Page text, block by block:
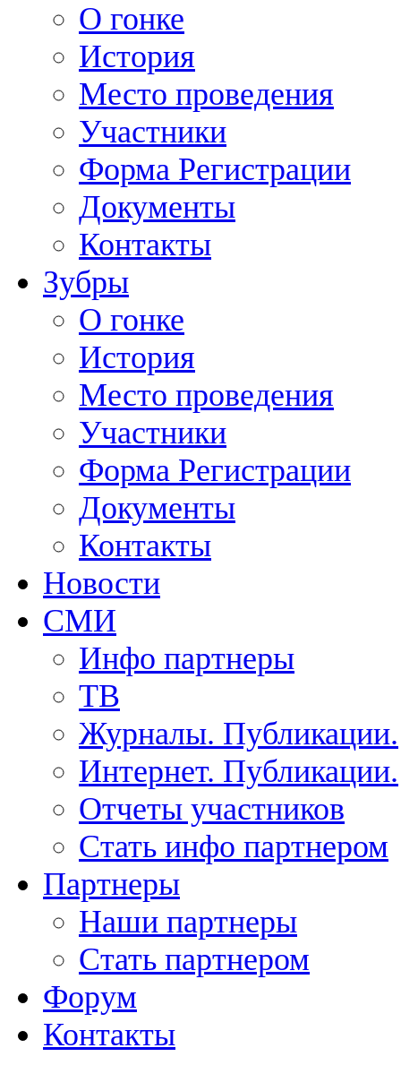
О гонке
История
Место проведения
Участники
Форма Регистрации
Документы
Контакты
Зубры
О гонке
История
Место проведения
Участники
Форма Регистрации
Документы
Контакты
Новости
СМИ
Инфо партнеры
ТВ
Журналы. Публикации.
Интернет. Публикации.
Отчеты участников
Стать инфо партнером
Партнеры
Наши партнеры
Стать партнером
Форум
Контакты